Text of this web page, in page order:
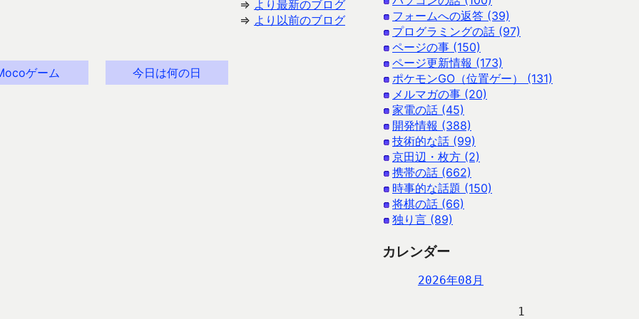
⇒ より最新のブログ
⇒ より以前のブログ
ゲーム 今日は何の日
フォームへの返答 (39)
プログラミングの話 (97)
ページの事 (150)
ページ更新情報 (173)
ポケモンGO（位置ゲー） (131)
メルマガの事 (20)
家電の話 (45)
開発情報 (388)
技術的な話 (99)
京田辺・枚方 (2)
携帯の話 (662)
時事的な話題 (150)
将棋の話 (66)
独り言 (89)
カレンダー
2026年08月
                   1